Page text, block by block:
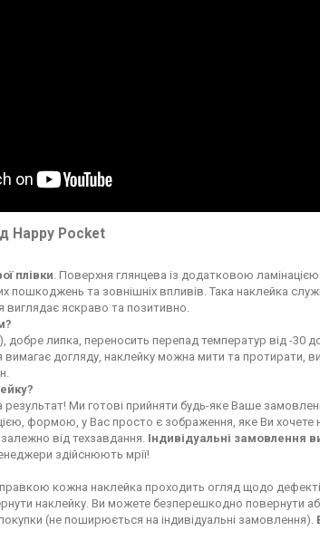
Happy Pocket
плівки . Поверхня глянцева із додатковою
пошкоджень та зовнішніх впливів. Така наклейка
виглядає яскраво та позитивно.
), добре липка, переносить перепад температур від -30
вимагає догляду, наклейку можна мити та протирати,
результат! Ми готові прийняти будь-яке Ваше
формою, у Вас просто є зображення, яке Ви хочете
від техзавдання. Індивідуальні замовлення
здійснюють мрії!
кожна наклейка проходить огляд щодо
наклейку. Ви можете безперешкодно повернути
(не поширюється на індивідуальні замовлення).